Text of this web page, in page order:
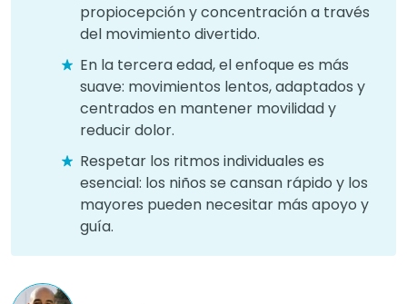
propiocepción y concentración a través
del movimiento divertido.
En la tercera edad, el enfoque es más
suave: movimientos lentos, adaptados y
centrados en mantener movilidad y
reducir dolor.
Respetar los ritmos individuales es
esencial: los niños se cansan rápido y los
mayores pueden necesitar más apoyo y
guía.